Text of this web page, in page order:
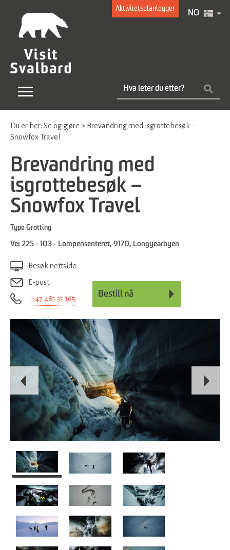
Aktivitetsplanlegger
NO
Du er her: Se og gjøre > Brevandring med isgrottebesøk –
Snowfox Travel
Brevandring med
isgrottebesøk –
Snowfox Travel
Type Grotting
Vei 225 - 103 - Lompensenteret, 9170, Longyearbyen
Besøk nettside
E-post
+47 481 31 165